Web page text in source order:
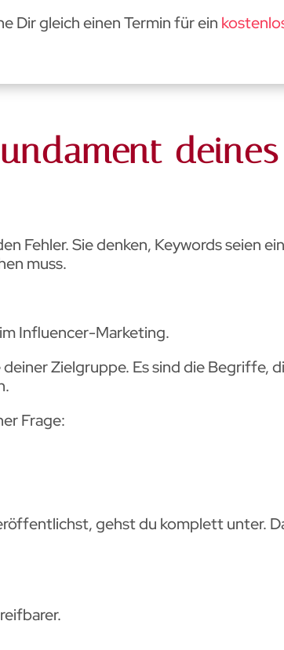
Dir gleich einen Termin für ein
deines
Fehler. Sie denken, Keywords seien
muss.
Influencer-Marketing.
Zielgruppe. Es sind die Begriffe,
Frage:
gehst du komplett unter.